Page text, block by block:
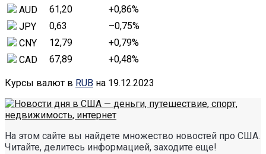
AUD
61,20 +0,86%
JPY
0,63 –0,75%
CNY
12,79 +0,79%
CAD
67,89 +0,48%
Курсы валют в RUB на 19.12.2023
На этом сайте вы найдете множество новостей про США.
Читайте, делитесь информацией, заходите еще!